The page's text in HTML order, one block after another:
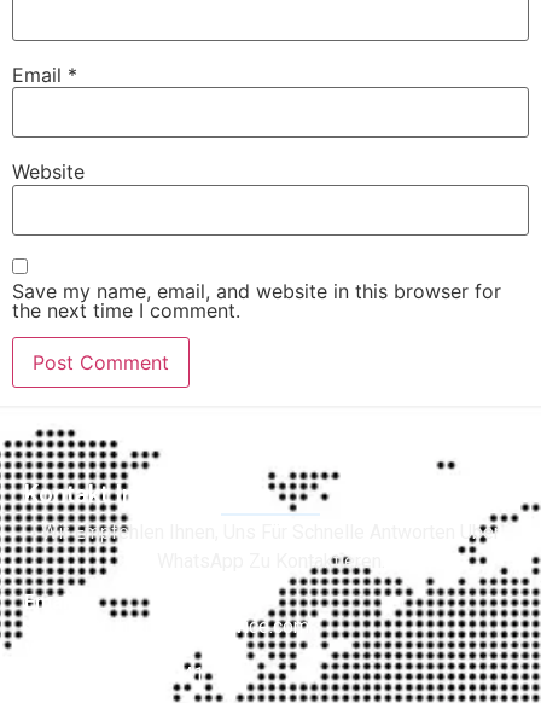
Email *
Website
Save my name, email, and website in this browser for
the next time I comment.
Kontakt Informationen
Wir Empfehlen Ihnen, Uns Für Schnelle Antworten Uber
WhatsApp Zu Kontaktieren.
Email:
info@fuhrerscheinservice.com
+4915731870941